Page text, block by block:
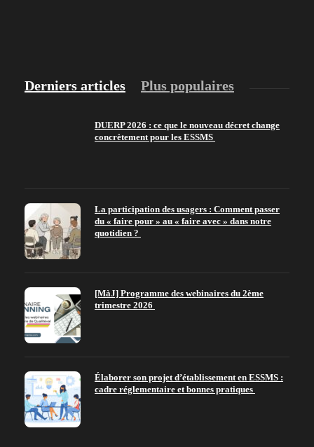
Derniers articles Plus populaires
DUERP 2026 : ce que le nouveau décret change
concrètement pour les ESSMS
La participation des usagers : Comment passer
du « faire pour » au « faire avec » dans notre
quotidien ?
[MàJ] Programme des webinaires du 2ème
trimestre 2026
Élaborer son projet d’établissement en ESSMS :
cadre réglementaire et bonnes pratiques